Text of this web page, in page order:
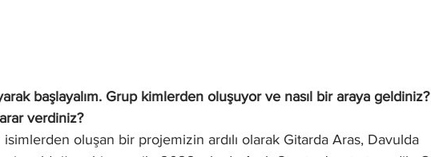
başlayalım. Grup kimlerden oluşuyor ve nasıl bir araya geldiniz?
verdiniz?
isimlerden oluşan bir projemizin ardılı olarak Gitarda Aras, Davulda